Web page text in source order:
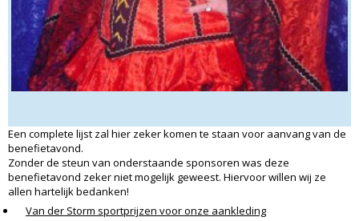
Een complete lijst zal hier zeker komen te staan voor aanvang van de
benefietavond.
Zonder de steun van onderstaande sponsoren was deze
benefietavond zeker niet mogelijk geweest. Hiervoor willen wij ze
allen hartelijk bedanken!
Van der Storm sportprijzen voor onze aankleding